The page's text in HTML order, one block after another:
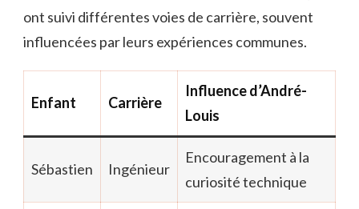
ont suivi différentes voies de carrière, souvent
influencées par leurs expériences communes.
Enfant Carrière
Influence d’André-
Louis
Sébastien Ingénieur
Encouragement à la
curiosité technique